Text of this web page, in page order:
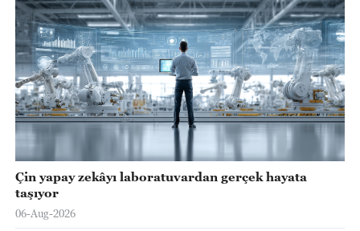
Çin yapay zekâyı laboratuvardan gerçek hayata
taşıyor
06-Aug-2026